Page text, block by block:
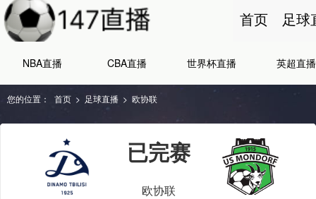
首页 足球
NBA直播 CBA直播 世界杯直播 英超直播
您的位置： 首页 > 足球直播 > 欧协联
已完赛
欧协联